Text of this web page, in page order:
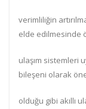
verimliliğin
elde edilmesinde
ulaşım sistemleri
bileşeni olarak
olduğu gibi akıllı